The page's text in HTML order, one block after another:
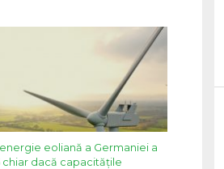
eoliană a Germaniei a
chiar dacă capacitățile